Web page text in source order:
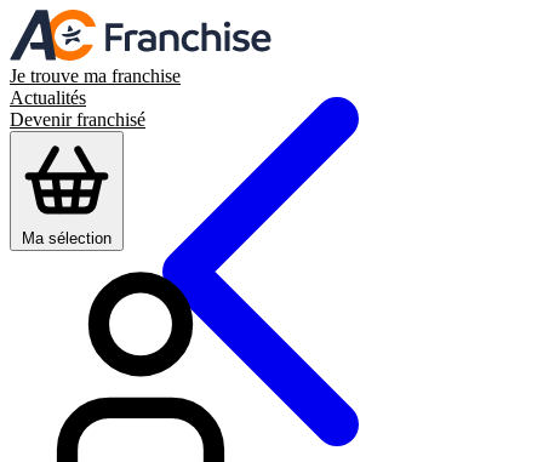
Je trouve ma franchise
Actualités
Devenir franchisé
Ma sélection